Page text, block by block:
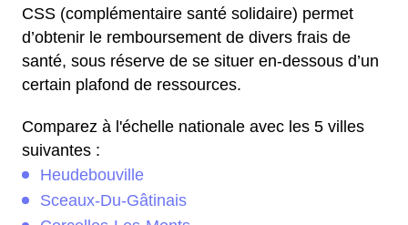
CSS (complémentaire santé solidaire) permet
d’obtenir le remboursement de divers frais de
santé, sous réserve de se situer en-dessous d’un
certain plafond de ressources.
Comparez à l'échelle nationale avec les 5 villes
suivantes :
Heudebouville
Sceaux-Du-Gâtinais